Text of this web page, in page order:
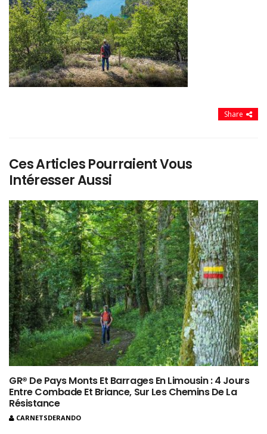
Share
Ces Articles Pourraient Vous
Intéresser Aussi
GR® De Pays Monts Et Barrages En Limousin : 4 Jours
Entre Combade Et Briance, Sur Les Chemins De La
Résistance
CARNETSDERANDO